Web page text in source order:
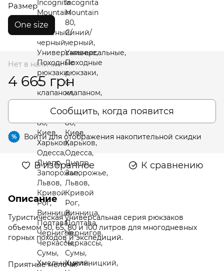
Размер
One size
Нет в наличии
4 665 грн
Сообщить, когда появится
% Войтидля отображения накопительной скидки
В избранное К сравнению
Описание
Туристическая универсальная серия рюкзаков
объемом 50, 65, 80 и 100 литров для многодневных
горных походов и экспедиций.
Приятные мелочи: